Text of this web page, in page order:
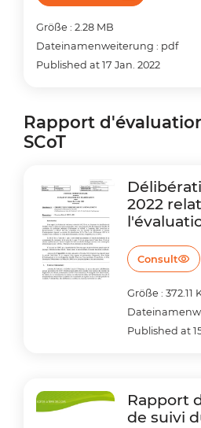
Größe : 2.28 MB
Dateinamenweiterung : pdf
Published at 17 Jan. 2022
Rapport
SCoT
2022
Consult
Größe : 372.11
Published at
Rapport
de suivi